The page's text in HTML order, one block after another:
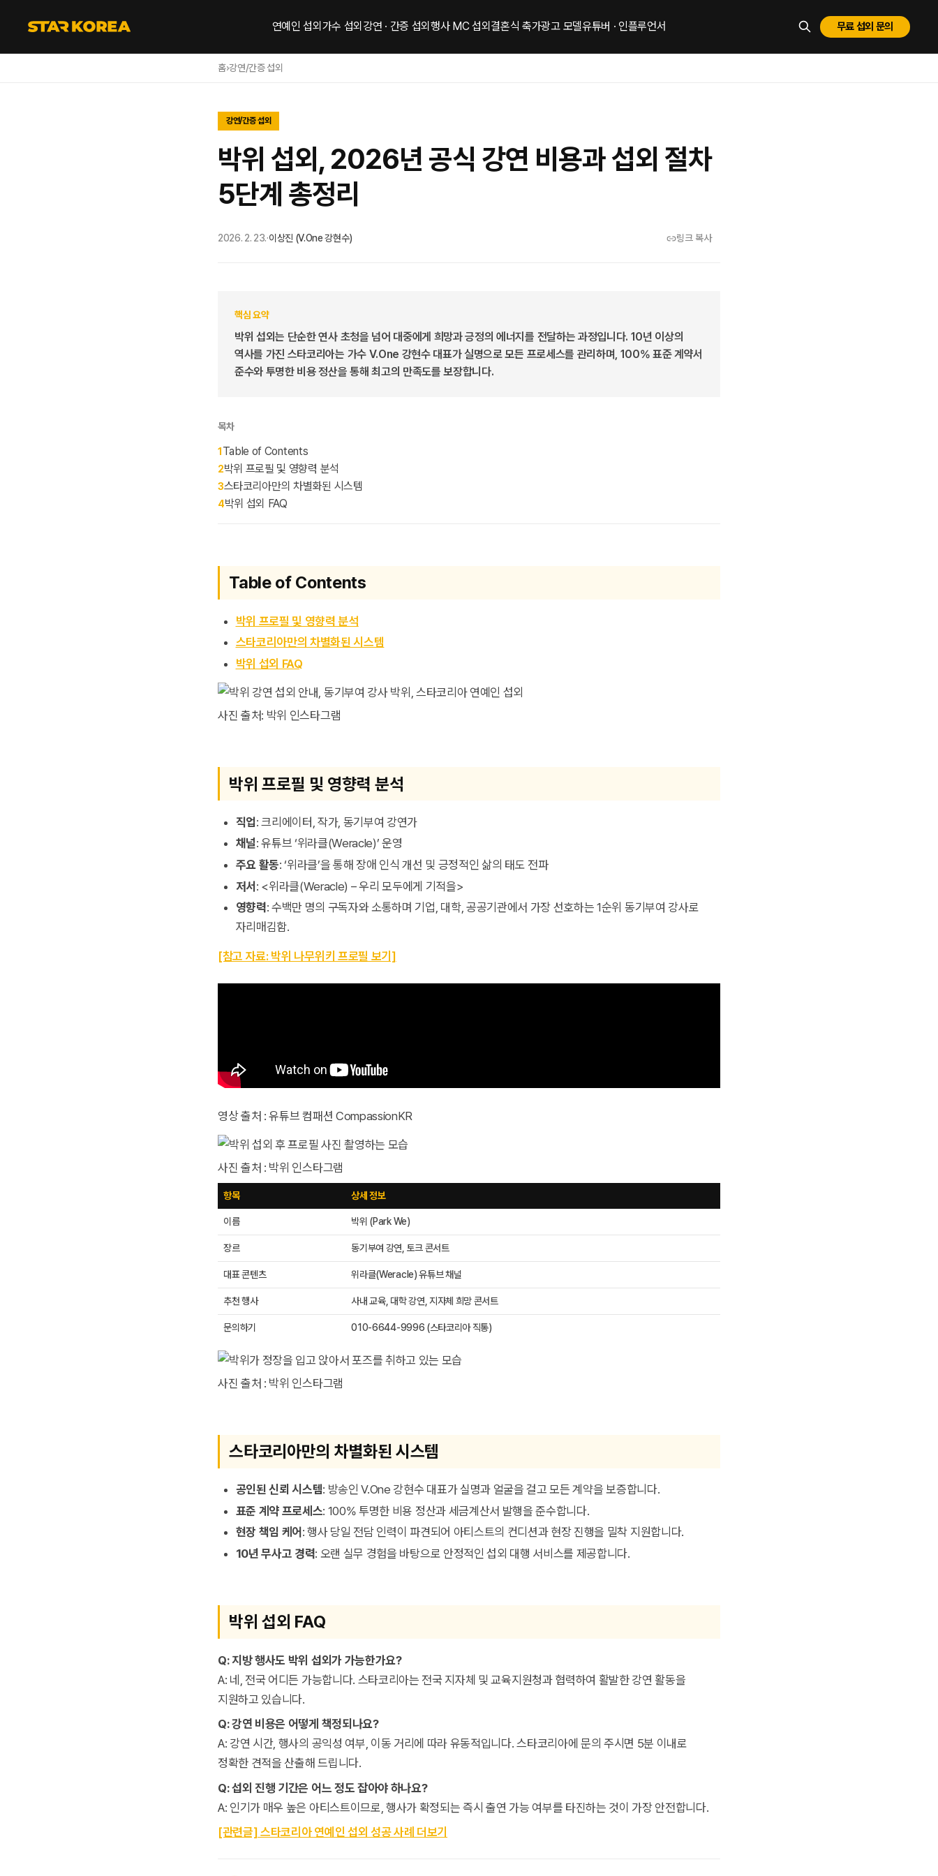
연예인 섭외 가수 섭외 강연 · 간증 섭외 행사 MC 섭외 결혼식 축가광고 모델유튜버 · 인플루언서 무료 섭외 문의
홈›강연/간증 섭외
강연/간증 섭외
박위 섭외, 2026년 공식 강연 비용과 섭외 절차
5단계 총정리
2026. 2. 23.·이상진 (V.One 강현수) 링크 복사
핵심 요약
박위 섭외는 단순한 연사 초청을 넘어 대중에게 희망과 긍정의 에너지를 전달하는 과정입니다. 10년 이상의
역사를 가진 스타코리아는 가수 V.One 강현수 대표가 실명으로 모든 프로세스를 관리하며, 100% 표준 계약서
준수와 투명한 비용 정산을 통해 최고의 만족도를 보장합니다.
목차
1 Table of Contents
2박위 프로필 및 영향력 분석
3스타코리아만의 차별화된 시스템
4박위 섭외 FAQ
Table of Contents
박위 프로필 및 영향력 분석
스타코리아만의 차별화된 시스템
박위 섭외 FAQ
사진 출처: 박위 인스타그램
박위 프로필 및 영향력 분석
직업: 크리에이터, 작가, 동기부여 강연가
채널: 유튜브 ‘위라클(Weracle)’ 운영
주요 활동: ‘위라클’을 통해 장애 인식 개선 및 긍정적인 삶의 태도 전파
저서: <위라클(Weracle) – 우리 모두에게 기적을>
영향력: 수백만 명의 구독자와 소통하며 기업, 대학, 공공기관에서 가장 선호하는 1순위 동기부여 강사로
자리매김함.
[참고 자료: 박위 나무위키 프로필 보기]
영상 출처 : 유튜브 컴패션 CompassionKR
사진 출처 : 박위 인스타그램
항목 상세 정보
이름 박위 (Park We)
장르 동기부여 강연, 토크 콘서트
대표 콘텐츠 위라클(Weracle) 유튜브 채널
추천 행사 사내 교육, 대학 강연, 지자체 희망 콘서트
문의하기 010-6644-9996 (스타코리아 직통)
사진 출처 : 박위 인스타그램
스타코리아만의 차별화된 시스템
공인된 신뢰 시스템: 방송인 V.One 강현수 대표가 실명과 얼굴을 걸고 모든 계약을 보증합니다.
표준 계약 프로세스: 100% 투명한 비용 정산과 세금계산서 발행을 준수합니다.
현장 책임 케어 : 행사 당일 전담 인력이 파견되어 아티스트의 컨디션과 현장 진행을 밀착 지원합니다.
10년 무사고 경력: 오랜 실무 경험을 바탕으로 안정적인 섭외 대행 서비스를 제공합니다.
박위 섭외 FAQ
Q: 지방 행사도 박위 섭외가 가능한가요?
A: 네, 전국 어디든 가능합니다. 스타코리아는 전국 지자체 및 교육지원청과 협력하여 활발한 강연 활동을
지원하고 있습니다.
Q: 강연 비용은 어떻게 책정되나요?
A: 강연 시간, 행사의 공익성 여부, 이동 거리에 따라 유동적입니다. 스타코리아에 문의 주시면 5분 이내로
정확한 견적을 산출해 드립니다.
Q: 섭외 진행 기간은 어느 정도 잡아야 하나요?
A: 인기가 매우 높은 아티스트이므로, 행사가 확정되는 즉시 출연 가능 여부를 타진하는 것이 가장 안전합니다.
[관련글] 스타코리아 연예인 섭외 성공 사례 더보기